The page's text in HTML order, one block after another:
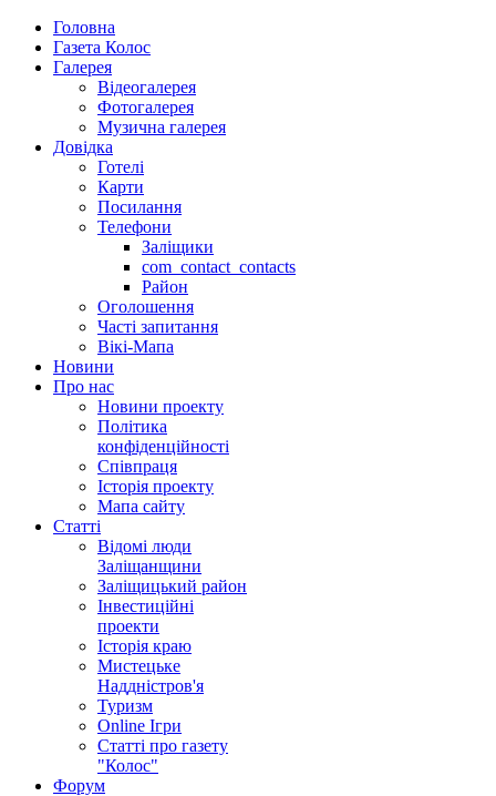
Головна
Газета Колос
Галерея
Відеогалерея
Фотогалерея
Музична галерея
Довідка
Готелі
Карти
Посилання
Телефони
Заліщики
com_contact_contacts
Район
Оголошення
Часті запитання
Вікі-Мапа
Новини
Про нас
Новини проекту
Політика
конфіденційності
Співпраця
Історія проекту
Мапа сайту
Статті
Відомі люди
Заліщанщини
Заліщицький район
Інвестиційні
проекти
Історія краю
Мистецьке
Наддністров'я
Туризм
Online Ігри
Статті про газету
"Колос"
Форум